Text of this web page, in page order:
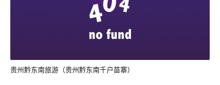
贵州黔东南旅游（贵州黔东南千户苗寨）